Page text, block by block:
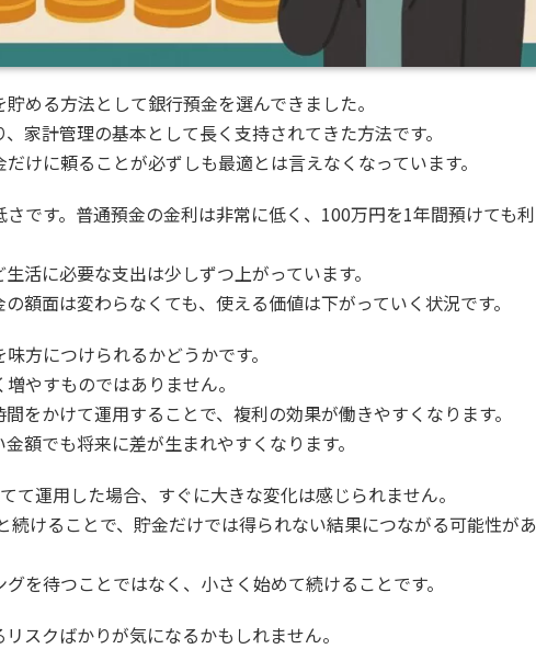
める方法として銀行預金を選んできました。
家計管理の基本として長く支持されてきた方法です。
けに頼ることが必ずしも最適とは言えなくなっています。
です。普通預金の金利は非常に低く、100万円を1年間預けても利
活に必要な支出は少しずつ上がっています。
額面は変わらなくても、使える価値は下がっていく状況です。
方につけられるかどうかです。
やすものではありません。
をかけて運用することで、複利の効果が働きやすくなります。
額でも将来に差が生まれやすくなります。
て運用した場合、すぐに大きな変化は感じられません。
続けることで、貯金だけでは得られない結果につながる可能性があ
を待つことではなく、小さく始めて続けることです。
スクばかりが気になるかもしれません。